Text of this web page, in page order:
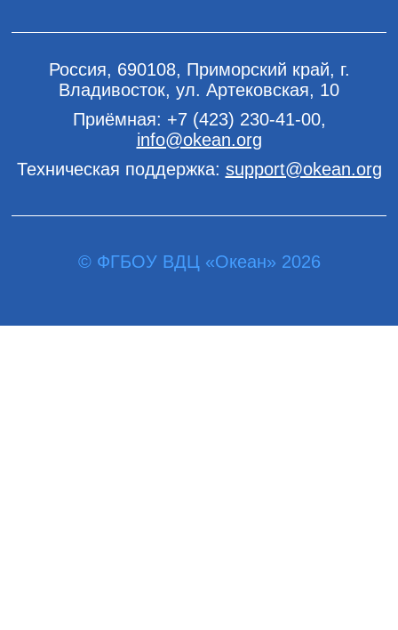
Россия, 690108, Приморский край, г.
Владивосток, ул. Артековская, 10
Приёмная: +7 (423) 230-41-00,
info@okean.org
Техническая поддержка: support@okean.org
© ФГБОУ ВДЦ «Океан» 2026